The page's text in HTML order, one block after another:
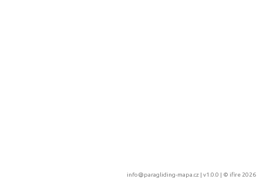
info@paragliding-mapa.cz | v1.0.0 | © ifire 2026